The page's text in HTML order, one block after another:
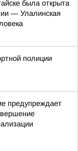
была открыта
— Улалинская
полиции
предупреждает